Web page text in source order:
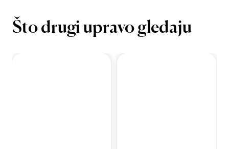
Što drugi upravo gledaju